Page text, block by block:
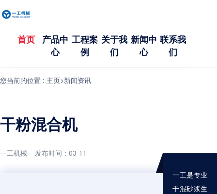
首页
产品中
心
工程案
例
关于我
们
新闻中
心
联系我
们
您当前的位置 : 主页>新闻资讯
干粉混合机
一工机械 发布时间：03-11
一工是专业
干混砂浆生